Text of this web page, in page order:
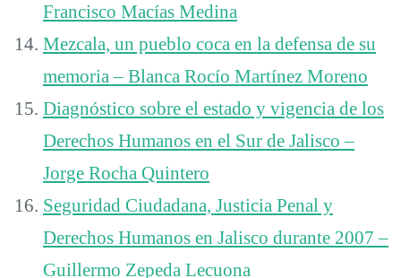
Francisco Macías Medina
Mezcala, un pueblo coca en la defensa de su
memoria – Blanca Rocío Martínez Moreno
Diagnóstico sobre el estado y vigencia de los
Derechos Humanos en el Sur de Jalisco –
Jorge Rocha Quintero
Seguridad Ciudadana, Justicia Penal y
Derechos Humanos en Jalisco durante 2007 –
Guillermo Zepeda Lecuona